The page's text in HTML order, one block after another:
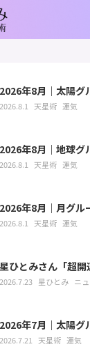
2026年8月｜太陽グ
2026.8.1 天星術 運気
2026年8月｜地球グ
2026.8.1 天星術 運気
2026年8月｜月グル
2026.8.1 天星術 運気
星ひとみさん「超開
2026.7.23 星ひとみ ニ
2026年7月｜太陽グ
2026.7.21 天星術 運気